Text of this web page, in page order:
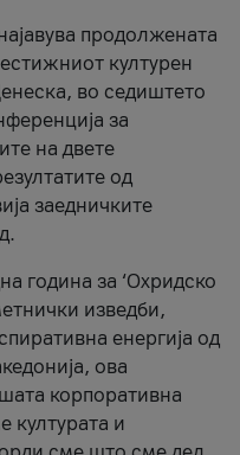
продолжената
културен
во седиштето
за
на двете
од
заедничките
година за ‘Охридско
изведби,
енергија од
ова
корпоративна
културата и